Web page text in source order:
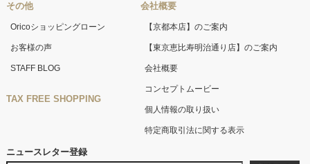
その他
Oricoショッピングローン
お客様の声
STAFF BLOG
TAX FREE SHOPPING
会社概要
【京都本店】のご案内
【東京恵比寿明治通り店】のご案内
会社概要
コンセプトムービー
個人情報の取り扱い
特定商取引法に関する表示
ニュースレター登録